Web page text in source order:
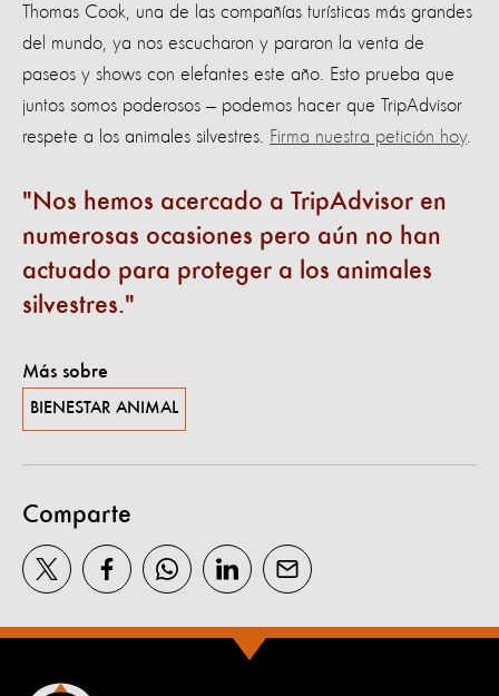
Thomas Cook, una de las compañías turísticas más grandes
del mundo, ya nos escucharon y pararon la venta de
paseos y shows con elefantes este año. Esto prueba que
juntos somos poderosos — podemos hacer que TripAdvisor
respete a los animales silvestres.
Firma nuestra petición hoy.
Nos hemos acercado a TripAdvisor en
numerosas ocasiones pero aún no han
actuado para proteger a los animales
silvestres.
Más sobre
BIENESTAR ANIMAL
Comparte